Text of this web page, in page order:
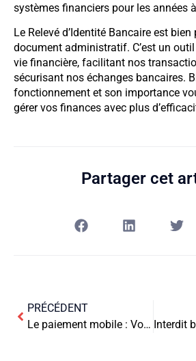
systèmes financiers pour les années
Le Relevé d’Identité Bancaire est
document administratif. C’est un
vie financière, facilitant nos
sécurisant nos échanges bancaires.
fonctionnement et son importance
gérer vos finances avec plus
Partager cet
PRÉCÉDENT
Le paiement mobile : Votre portefeuille dans votre poche